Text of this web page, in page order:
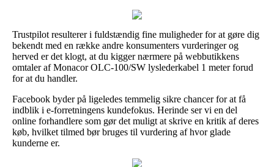
Trustpilot resulterer i fuldstændig fine muligheder for at gøre dig
bekendt med en række andre konsumenters vurderinger og
herved er det klogt, at du kigger nærmere på webbutikkens
omtaler af Monacor OLC-100/SW lyslederkabel 1 meter forud
for at du handler.
Facebook byder på ligeledes temmelig sikre chancer for at få
indblik i e-forretningens kundefokus. Herinde ser vi en del
online forhandlere som gør det muligt at skrive en kritik af deres
køb, hvilket tilmed bør bruges til vurdering af hvor glade
kunderne er.